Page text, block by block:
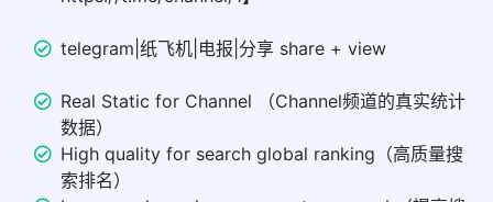
telegram|纸飞机|电报|分享 share + view
Real Static for Channel （Channel频道的真实统计
数据）
High quality for search global ranking（高质量搜
索排名）